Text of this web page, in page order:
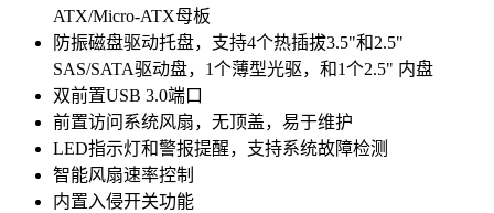
ATX/Micro-ATX母板
防振磁盘驱动托盘，支持4个热插拔3.5"和2.5"
SAS/SATA驱动盘，1个薄型光驱，和1个2.5" 内盘
双前置USB 3.0端口
前置访问系统风扇，无顶盖，易于维护
LED指示灯和警报提醒，支持系统故障检测
智能风扇速率控制
内置入侵开关功能